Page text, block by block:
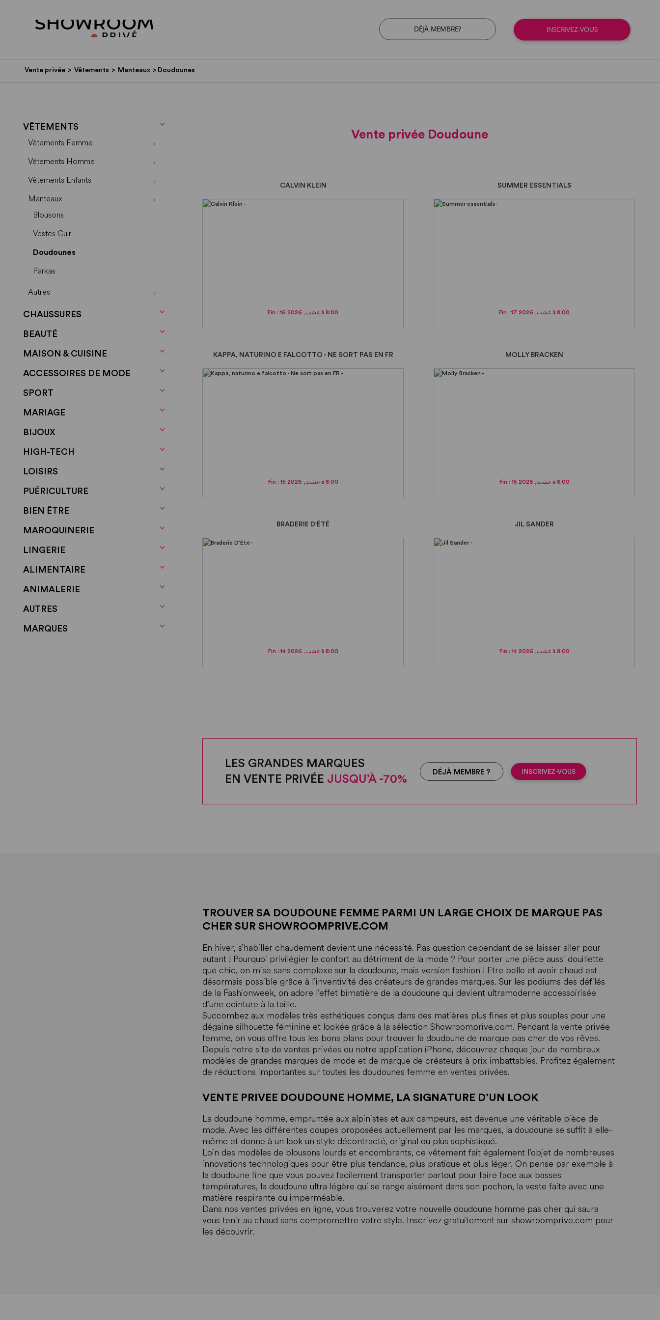
DÉJÀ MEMBRE? INSCRIVEZ-VOUS
Vente privée > Vêtements > Manteaux > Doudounes
Vente privée Doudoune
VÊTEMENTS
Vêtements Femme
Vêtements Homme
Vêtements Enfants
Manteaux
Blousons
Vestes Cuir
Doudounes
Parkas
Autres
CHAUSSURES
BEAUTÉ
MAISON & CUISINE
ACCESSOIRES DE MODE
SPORT
MARIAGE
BIJOUX
HIGH-TECH
LOISIRS
PUÉRICULTURE
BIEN ÊTRE
MAROQUINERIE
LINGERIE
ALIMENTAIRE
ANIMALERIE
AUTRES
MARQUES
CALVIN KLEIN
Fin : 16 غشت, 2026 à 8:00
SUMMER ESSENTIALS
Fin : 17 غشت, 2026 à 8:00
KAPPA, NATURINO E FALCOTTO - NE SORT PAS EN FR
Fin : 15 غشت, 2026 à 8:00
MOLLY BRACKEN
Fin : 15 غشت, 2026 à 8:00
BRADERIE D'ÉTÉ
Fin : 14 غشت, 2026 à 8:00
JIL SANDER
Fin : 14 غشت, 2026 à 8:00
LES GRANDES MARQUES
EN VENTE PRIVÉE JUSQU’À -70%
DÉJÀ MEMBRE ? INSCRIVEZ-VOUS
TROUVER SA DOUDOUNE FEMME PARMI UN LARGE CHOIX DE MARQUE PAS
CHER SUR SHOWROOMPRIVE.COM
En hiver, s’habiller chaudement devient une nécessité. Pas question cependant de se laisser aller pour
autant ! Pourquoi privilégier le confort au détriment de la mode ? Pour porter une pièce aussi douillette
que chic, on mise sans complexe sur la doudoune, mais version fashion ! Etre belle et avoir chaud est
désormais possible grâce à l’inventivité des créateurs de grandes marques. Sur les podiums des défilés
de la Fashionweek, on adore l’effet bimatière de la doudoune qui devient ultramoderne accessoirisée
d’une ceinture à la taille.
Succombez aux modèles très esthétiques conçus dans des matières plus fines et plus souples pour une
dégaine silhouette féminine et lookée grâce à la sélection Showroomprive.com. Pendant la vente privée
femme, on vous offre tous les bons plans pour trouver la doudoune de marque pas cher de vos rêves.
Depuis notre site de ventes privées ou notre application iPhone, découvrez chaque jour de nombreux
modèles de grandes marques de mode et de marque de créateurs à prix imbattables. Profitez également
de réductions importantes sur toutes les doudounes femme en ventes privées.
VENTE PRIVEE DOUDOUNE HOMME, LA SIGNATURE D’UN LOOK
La doudoune homme, empruntée aux alpinistes et aux campeurs, est devenue une véritable pièce de
mode. Avec les différentes coupes proposées actuellement par les marques, la doudoune se suffit à elle-
même et donne à un look un style décontracté, original ou plus sophistiqué.
Loin des modèles de blousons lourds et encombrants, ce vêtement fait également l’objet de nombreuses
innovations technologiques pour être plus tendance, plus pratique et plus léger. On pense par exemple à
la doudoune fine que vous pouvez facilement transporter partout pour faire face aux basses
températures, la doudoune ultra légère qui se range aisément dans son pochon, la veste faite avec une
matière respirante ou imperméable.
Dans nos ventes privées en ligne, vous trouverez votre nouvelle doudoune homme pas cher qui saura
vous tenir au chaud sans compromettre votre style. Inscrivez gratuitement sur showroomprive.com pour
les découvrir.